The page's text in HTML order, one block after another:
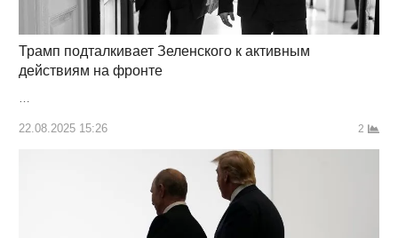
Трамп подталкивает Зеленского к активным
действиям на фронте
…
22.08.2025 15:26 2